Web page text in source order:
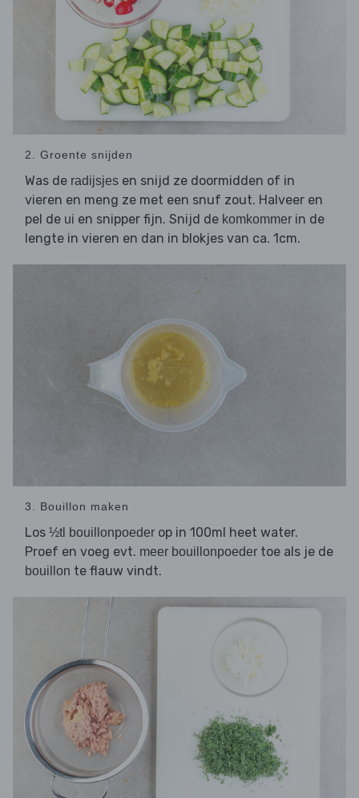
2. Groente snijden
Was de radijsjes en snijd ze doormidden of in
vieren en meng ze met een snuf zout. Halveer en
pel de ui en snipper fijn. Snijd de komkommer in de
lengte in vieren en dan in blokjes van ca. 1cm.
3. Bouillon maken
Los ½tl bouillonpoeder op in 100ml heet water.
Proef en voeg evt. meer bouillonpoeder toe als je de
bouillon te flauw vindt.